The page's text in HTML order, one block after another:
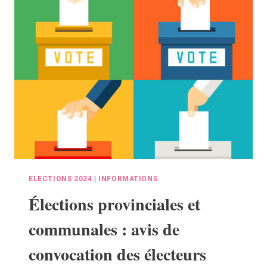
MAJORITÉ
ELECTIONS 2024 INFORMATIONS
Élections provinciales et
communales : avis de
convocation des électeurs